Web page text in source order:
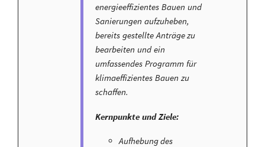
energieeffizientes Bauen und
Sanierungen aufzuheben,
bereits gestellte Anträge zu
bearbeiten und ein
umfassendes Programm für
klimaeffizientes Bauen zu
schaffen.
Kernpunkte und Ziele:
Aufhebung des